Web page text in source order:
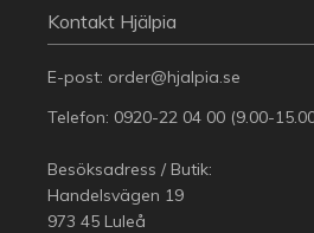
Kontakt Hjälpia
E-post: order@hjalpia.se
Telefon: 0920-22 04 00 (9.00-
Besöksadress / Butik:
Handelsvägen 19
973 45 Luleå